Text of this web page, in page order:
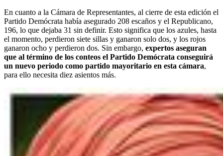
En cuanto a la Cámara de Representantes, al cierre de esta edición el
Partido Demócrata había asegurado 208 escaños y el Republicano,
196, lo que dejaba 31 sin definir. Esto significa que los azules, hasta
el momento, perdieron siete sillas y ganaron solo dos, y los rojos
ganaron ocho y perdieron dos. Sin embargo, expertos aseguran
que al término de los conteos el Partido Demócrata conseguirá
un nuevo periodo como partido mayoritario en esta cámara,
para ello necesita diez asientos más.